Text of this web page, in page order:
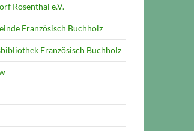
Rosenthal e.V.
Französisch Buchholz
Französisch Buchholz